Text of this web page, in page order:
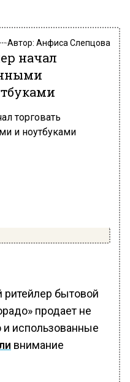
Автор: Анфиса Слепцова
начал
бытовой
продает не
и использованные
внимание